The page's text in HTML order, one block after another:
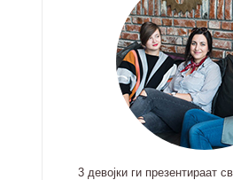
3 девојки ги презентираат